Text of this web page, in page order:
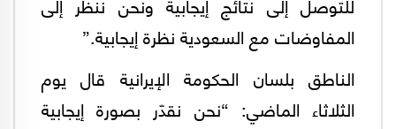
المفاوضات مع السعودية نظرة إيجابية.”
الناطق بلسان الحكومة الإيرانية قال يوم
الثلاثاء الماضي: “نحن نقدّر بصورة إيجابية